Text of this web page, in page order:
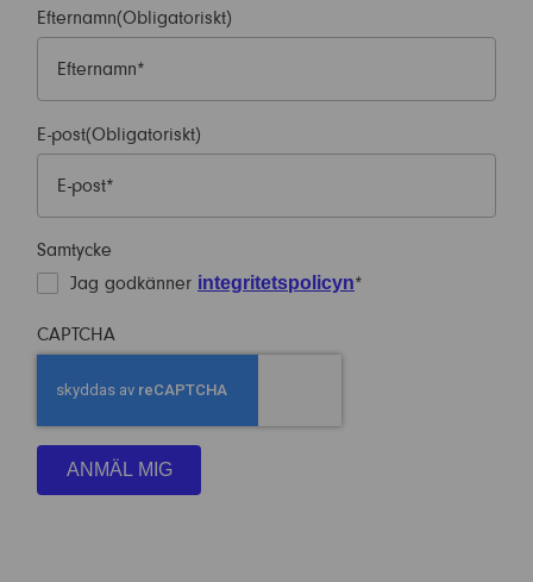
Efternamn(Obligatoriskt)
E-post(Obligatoriskt)
Samtycke
Jag godkänner integritetspolicyn*
CAPTCHA